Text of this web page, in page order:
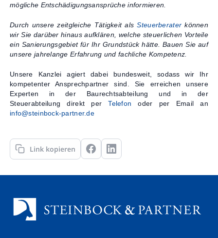
mögliche Entschädigungsansprüche informieren.
Durch unsere zeitgleiche Tätigkeit alsSteuerberater können
wir Sie darüber hinaus aufklären, welche steuerlichen Vorteile
ein Sanierungsgebiet für Ihr Grundstück hätte. Bauen Sie auf
unsere jahrelange Erfahrung und fachliche Kompetenz.
Unsere Kanzlei agiert dabei bundesweit, sodass wir Ihr
kompetenter Ansprechpartner sind. Sie erreichen unsere
Experten in der Baurechtsabteilung und in der
Steuerabteilung direkt perTelefon oder per Email an
info@steinbock-partner.de
Link kopieren